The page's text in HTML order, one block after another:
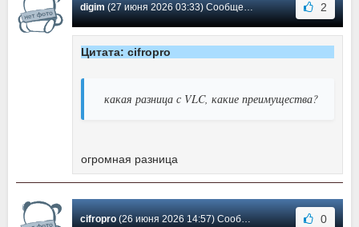
digim(27 июня 2026 03:33) Сообщение #5734 2
Цитата: cifropro
какая разница с VLC, какие преимущества?
огромная разница
cifropro(26 июня 2026 14:57) Сообщение #5733 0